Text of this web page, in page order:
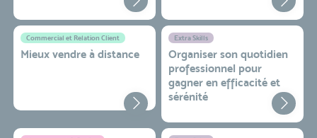
Commercial et Relation Client
Mieux vendre à distance
Extra Skills
Organiser son quotidien
professionnel pour
gagner en efficacité et
sérénité